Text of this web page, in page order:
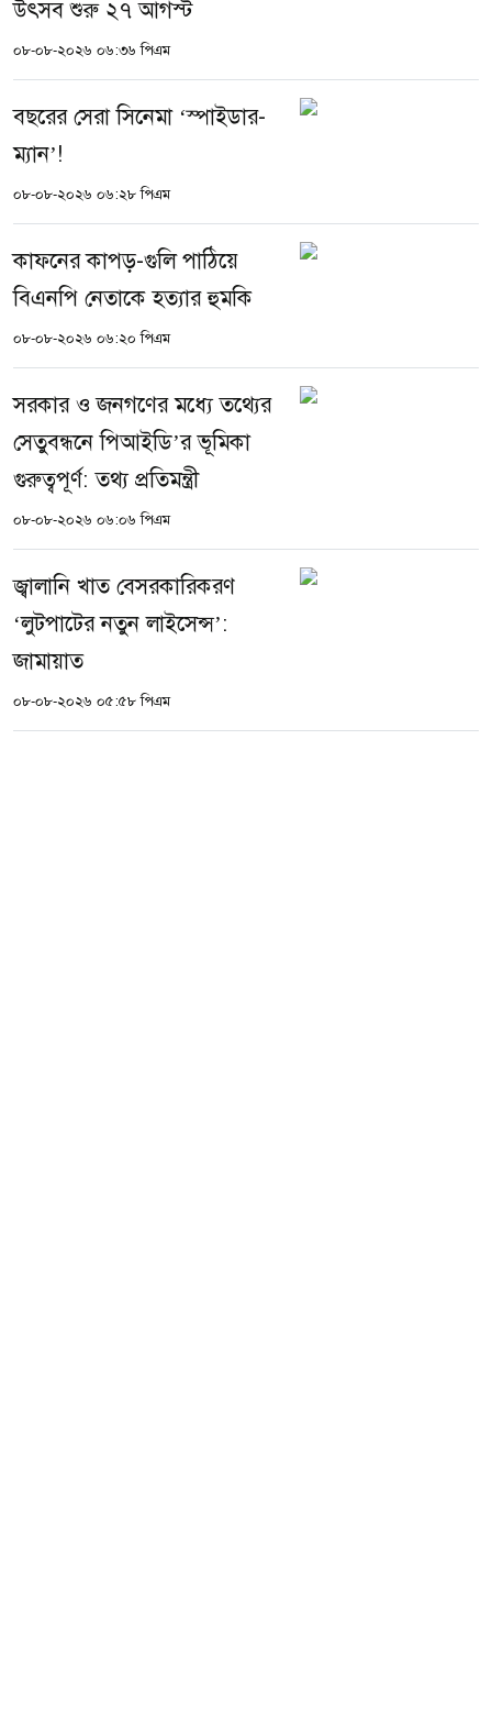
উৎসব শুরু ২৭ আগস্ট
০৮-০৮-২০২৬ ০৬:৩৬ পিএম
বছরের সেরা সিনেমা ‘স্পাইডার-
ম্যান’!
০৮-০৮-২০২৬ ০৬:২৮ পিএম
কাফনের কাপড়-গুলি পাঠিয়ে
বিএনপি নেতাকে হত্যার হুমকি
০৮-০৮-২০২৬ ০৬:২০ পিএম
সরকার ও জনগণের মধ্যে তথ্যের
সেতুবন্ধনে পিআইডি’র ভূমিকা
গুরুত্বপূর্ণ: তথ্য প্রতিমন্ত্রী
০৮-০৮-২০২৬ ০৬:০৬ পিএম
জ্বালানি খাত বেসরকারিকরণ
‘লুটপাটের নতুন লাইসেন্স’:
জামায়াত
০৮-০৮-২০২৬ ০৫:৫৮ পিএম